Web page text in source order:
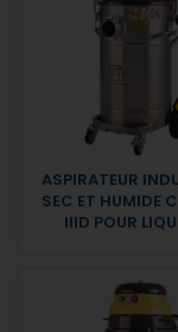
ASPIRATEUR
SEC ET HUMIDE
IIID POUR